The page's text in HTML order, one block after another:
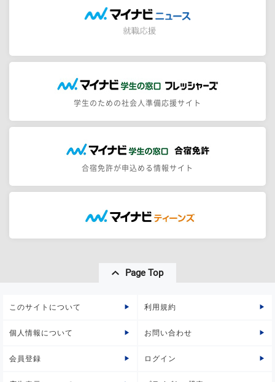
学生のための社会人準備応援サイト
合宿免許が申込める情報サイト
Page Top
このサイトについて 利用規約
個人情報について お問い合わせ
会員登録 ログイン